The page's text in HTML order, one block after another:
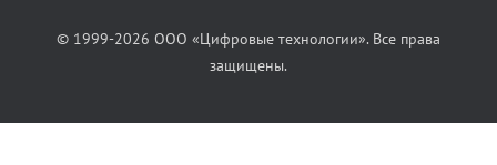
© 1999-2026 ООО «Цифровые технологии». Все права
защищены.